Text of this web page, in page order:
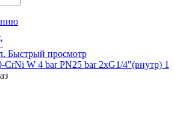
Быстрый просмотр
W 4 bar PN25 bar 2xG1/4"(внутр) 1